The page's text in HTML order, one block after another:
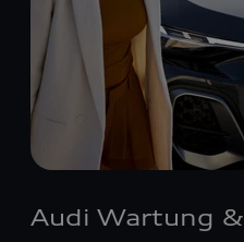
Audi Wartung &